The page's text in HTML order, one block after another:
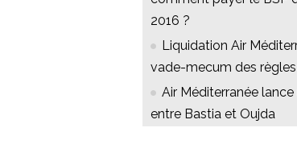
2016 ?
Liquidation Air
vade-mecum des
Air Méditerranée
entre Bastia et Oujda